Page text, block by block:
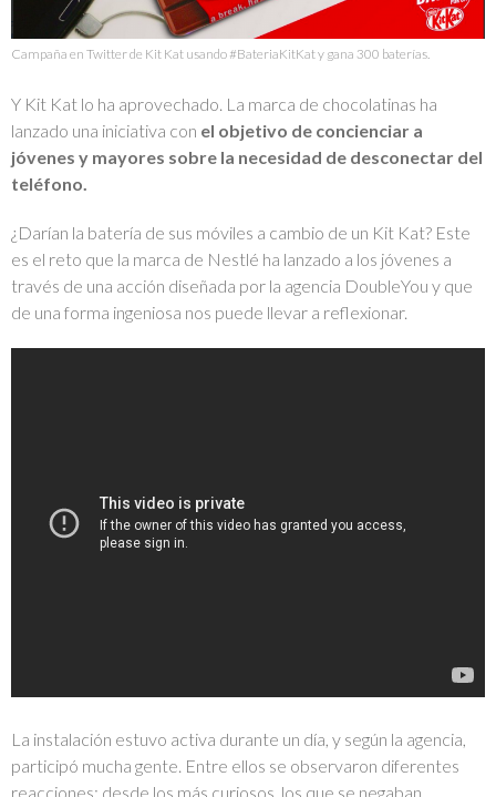
Campaña en Twitter de Kit Kat usando #BateriaKitKat y gana 300 baterías.
Y Kit Kat lo ha aprovechado. La marca de chocolatinas ha
lanzado una iniciativa con el objetivo de concienciar a
jóvenes y mayores sobre la necesidad de desconectar del
teléfono.
¿Darían la batería de sus móviles a cambio de un Kit Kat? Este
es el reto que la marca de Nestlé ha lanzado a los jóvenes a
través de una acción diseñada por la agencia DoubleYou y que
de una forma ingeniosa nos puede llevar a reflexionar.
La instalación estuvo activa durante un día, y según la agencia,
participó mucha gente. Entre ellos se observaron diferentes
reacciones: desde los más curiosos, los que se negaban